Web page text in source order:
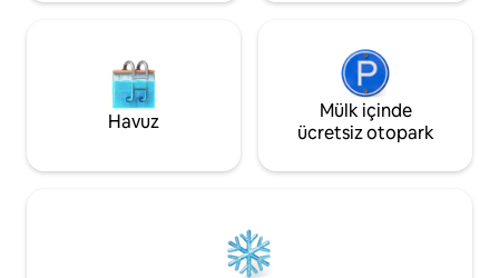
Havuz
Mülk içinde
ücretsiz otopark